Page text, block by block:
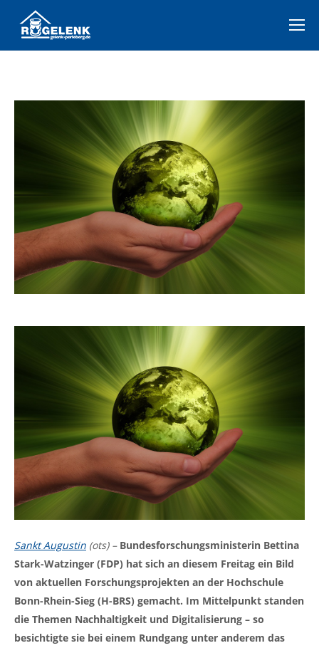
Sankt Augustin (ots) – Bundesforschungsministerin Bettina
Stark-Watzinger (FDP) hat sich an diesem Freitag ein Bild
von aktuellen Forschungsprojekten an der Hochschule
Bonn-Rhein-Sieg (H-BRS) gemacht. Im Mittelpunkt standen
die Themen Nachhaltigkeit und Digitalisierung – so
besichtigte sie bei einem Rundgang unter anderem das